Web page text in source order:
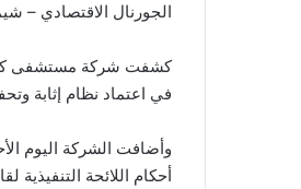
الجورنال الاقتصادي –
في اعتماد نظام إثابة
أحكام اللائحة